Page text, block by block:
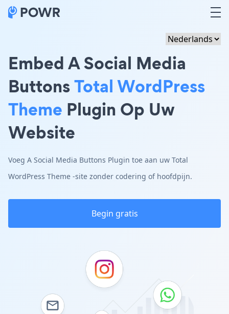
Embed A Social Media
ButtonsTotal WordPress
Theme Plugin Op Uw
Website
Voeg A Social Media Buttons Plugin toe aan uw Total
WordPress Theme -site zonder codering of hoofdpijn.
Begin gratis